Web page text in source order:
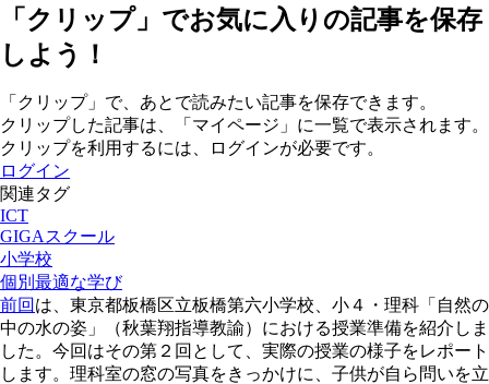
「クリップ」でお気に入りの記事を保存
しよう！
「クリップ」で、あとで読みたい記事を保存できます。
クリップした記事は、「マイページ」に一覧で表示されます。
クリップを利用するには、ログインが必要です。
ログイン
関連タグ
ICT
GIGAスクール
小学校
個別最適な学び
前回 は、東京都板橋区立板橋第六小学校、小４・理科「自然の
中の水の姿」（秋葉翔指導教諭）における授業準備を紹介しま
した。今回はその第２回として、実際の授業の様子をレポート
します。理科室の窓の写真をきっかけに、子供が自ら問いを立